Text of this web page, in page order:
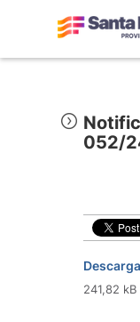
052/
241,82 kB